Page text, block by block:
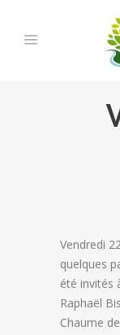
Vendredi
quelques
été invités
Raphaël
Chaume